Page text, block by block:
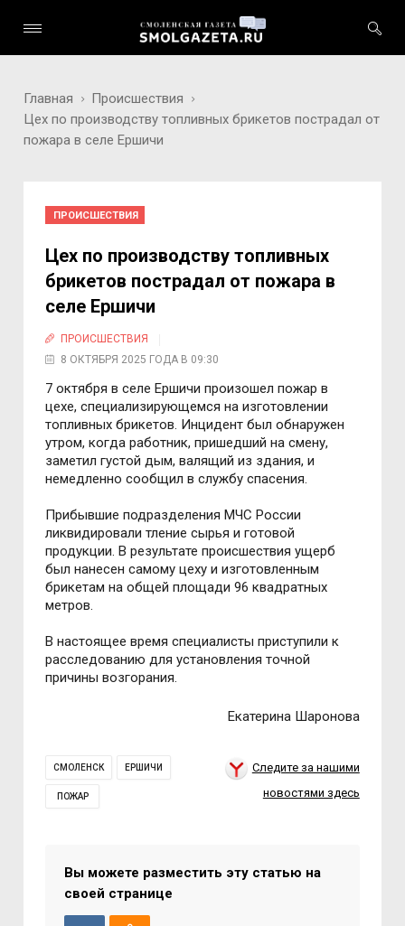
Главная
Происшествия
Цех по производству топливных брикетов пострадал от
пожара в селе Ершичи
ПРОИСШЕСТВИЯ
Цех по производству топливных
брикетов пострадал от пожара в
селе Ершичи
ПРОИСШЕСТВИЯ
8 ОКТЯБРЯ 2025 ГОДА В 09:30
7 октября в селе Ершичи произошел пожар в
цехе, специализирующемся на изготовлении
топливных брикетов. Инцидент был обнаружен
утром, когда работник, пришедший на смену,
заметил густой дым, валящий из здания, и
немедленно сообщил в службу спасения.
Прибывшие подразделения МЧС России
ликвидировали тление сырья и готовой
продукции. В результате происшествия ущерб
был нанесен самому цеху и изготовленным
брикетам на общей площади 96 квадратных
метров.
В настоящее время специалисты приступили к
расследованию для установления точной
причины возгорания.
Екатерина Шаронова
СМОЛЕНСК ЕРШИЧИ
ПОЖАР
Следите за нашими
новостями здесь
Вы можете разместить эту статью на
своей странице